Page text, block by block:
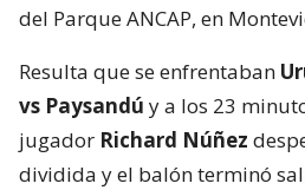
del Parque ANCAP, en
Resulta que se enfrentaban
vs Paysandú y a los 23
jugador Richard Núñez
dividida y el balón terminó